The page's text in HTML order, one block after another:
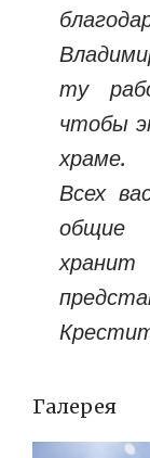
ту
чтобы
храме.
Всех
общие
Галерея